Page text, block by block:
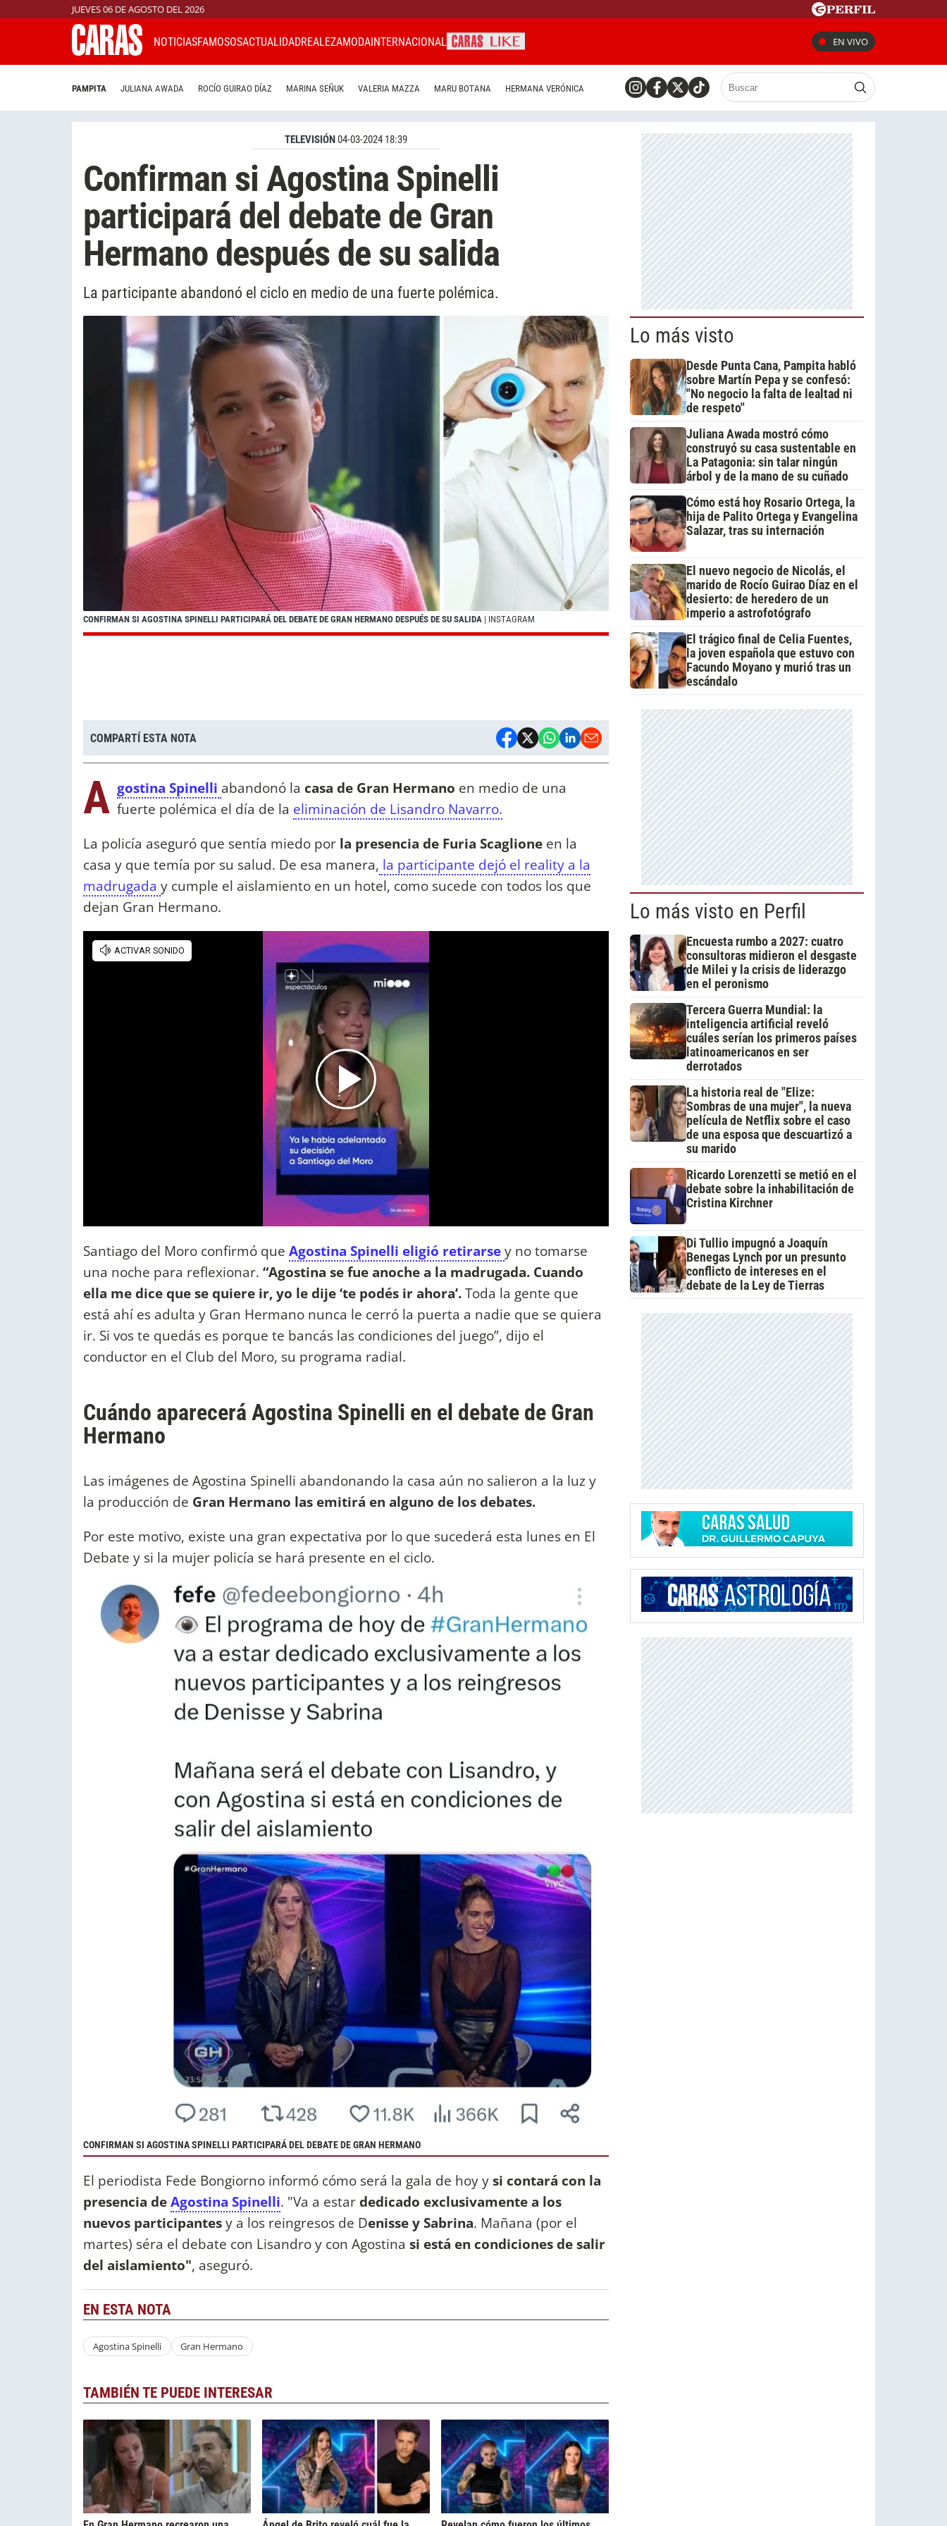
JUEVES 06 DE AGOSTO DEL 2026
NOTICIASFAMOSOSACTUALIDADREALEZAMODAINTERNACIONAL EN VIVO
PAMPITA JULIANA AWADA ROCÍO GUIRAO DÍAZ MARINA SEÑUK VALERIA MAZZA MARU BOTANA HERMANA VERÓNICA
TELEVISIÓN04-03-2024 18:39
Confirman si Agostina Spinelli
participará del debate de Gran
Hermano después de su salida
La participante abandonó el ciclo en medio de una fuerte polémica.
CONFIRMAN SI AGOSTINA SPINELLI PARTICIPARÁ DEL DEBATE DE GRAN HERMANO DESPUÉS DE SU SALIDA | INSTAGRAM
COMPARTÍ ESTA NOTA
A gostina Spinelli abandonó la casa de Gran Hermano en medio de una
fuerte polémica el día de la eliminación de Lisandro Navarro.
La policía aseguró que sentía miedo por la presencia de Furia Scaglione en la
casa y que temía por su salud. De esa manera, la participante dejó el reality a la
madrugada y cumple el aislamiento en un hotel, como sucede con todos los que
dejan Gran Hermano.
Santiago del Moro confirmó que Agostina Spinelli eligió retirarsey no tomarse
una noche para reflexionar. “Agostina se fue anoche a la madrugada. Cuando
ella me dice que se quiere ir, yo le dije ‘te podés ir ahora’.Toda la gente que
está ahí es adulta y Gran Hermano nunca le cerró la puerta a nadie que se quiera
ir. Si vos te quedás es porque te bancás las condiciones del juego”, dijo el
conductor en el Club del Moro, su programa radial.
Cuándo aparecerá Agostina Spinelli en el debate de Gran
Hermano
Las imágenes de Agostina Spinelli abandonando la casa aún no salieron a la luz y
la producción de Gran Hermano las emitirá en alguno de los debates.
Por este motivo, existe una gran expectativa por lo que sucederá esta lunes en El
Debate y si la mujer policía se hará presente en el ciclo.
CONFIRMAN SI AGOSTINA SPINELLI PARTICIPARÁ DEL DEBATE DE GRAN HERMANO
El periodista Fede Bongiorno informó cómo será la gala de hoy ysi contará con la
presencia deAgostina Spinelli. "Va a estardedicado exclusivamente a los
nuevos participantesy a los reingresos de Denisse y Sabrina. Mañana (por el
martes) séra el debate con Lisandro y con Agostina si está en condiciones de salir
del aislamiento", aseguró.
EN ESTA NOTA
Agostina Spinelli Gran Hermano
TAMBIÉN TE PUEDE INTERESAR
Lo más visto
Desde Punta Cana, Pampita habló
sobre Martín Pepa y se confesó:
"No negocio la falta de lealtad ni
de respeto"
Juliana Awada mostró cómo
construyó su casa sustentable en
La Patagonia: sin talar ningún
árbol y de la mano de su cuñado
Cómo está hoy Rosario Ortega, la
hija de Palito Ortega y Evangelina
Salazar, tras su internación
El nuevo negocio de Nicolás, el
marido de Rocío Guirao Díaz en el
desierto: de heredero de un
imperio a astrofotógrafo
El trágico final de Celia Fuentes,
la joven española que estuvo con
Facundo Moyano y murió tras un
escándalo
Lo más visto en Perfil
Encuesta rumbo a 2027: cuatro
consultoras midieron el desgaste
de Milei y la crisis de liderazgo
en el peronismo
Tercera Guerra Mundial: la
inteligencia artificial reveló
cuáles serían los primeros países
latinoamericanos en ser
derrotados
La historia real de "Elize:
Sombras de una mujer", la nueva
película de Netflix sobre el caso
de una esposa que descuartizó a
su marido
Ricardo Lorenzetti se metió en el
debate sobre la inhabilitación de
Cristina Kirchner
Di Tullio impugnó a Joaquín
Benegas Lynch por un presunto
conflicto de intereses en el
debate de la Ley de Tierras